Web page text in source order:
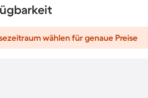
wählen für genaue Preise